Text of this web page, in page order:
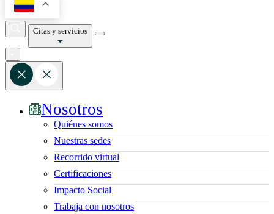
Citas y servicios
Nosotros
Quiénes somos
Nuestras sedes
Recorrido virtual
Certificaciones
Impacto Social
Trabaja con nosotros